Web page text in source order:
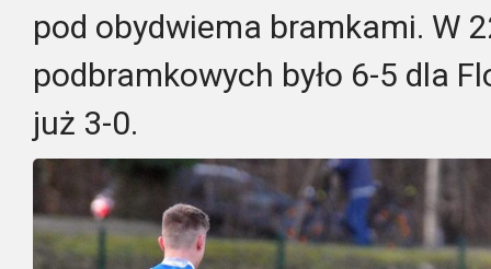
pod obydwiema bramkami. W
podbramkowych było 6-5 dla
już 3-0.